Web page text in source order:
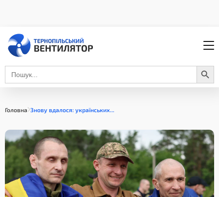
Search
for:
Search Button
Головна Знову вдалося: українських...